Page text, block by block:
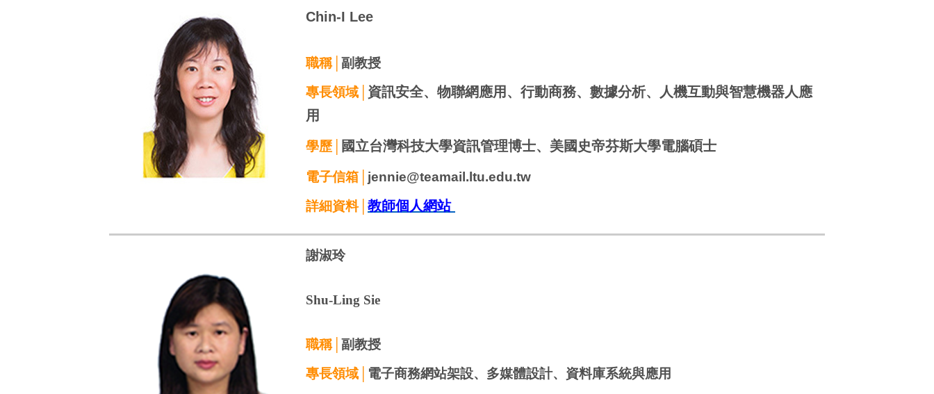
Chin-I Lee
職稱│ 副教授
專長領域│ 資訊安全、物聯網應用、行動商務、數據分析、人機互動與智慧機器人應
用
學歷│ 國立台灣科技大學資訊管理博士、美國史帝芬斯大學電腦碩士
電子信箱│ jennie@teamail.ltu.edu.tw
詳細資料│ 教師個人網站
謝淑玲
Shu-Ling Sie
職稱│ 副教授
專長領域│ 電子商務網站架設、多媒體設計、資料庫系統與應用